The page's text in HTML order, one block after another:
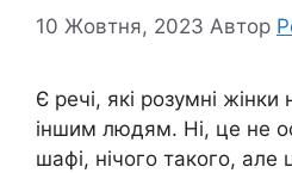
10 Жовтня, 2023 Автор
Є речі, які розумні
іншим людям. Ні, це не
шафі, нічого такого,